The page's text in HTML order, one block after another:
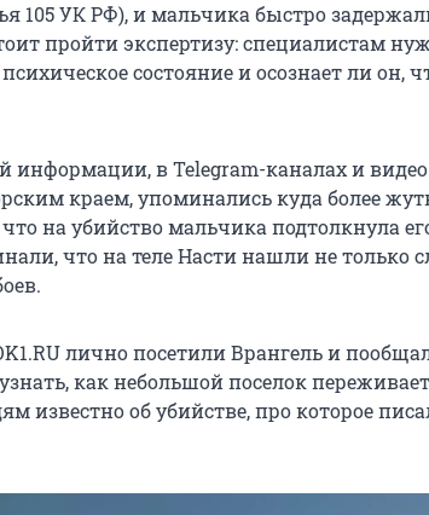
105 УК РФ), и мальчика быстро
пройти экспертизу: специалистам
состояние и осознает ли он,
в Telegram-каналах и
краем, упоминались куда более
на убийство мальчика подтолкнула
что на теле Насти нашли не только
лично посетили Врангель и
как небольшой поселок переживает
известно об убийстве, про которое